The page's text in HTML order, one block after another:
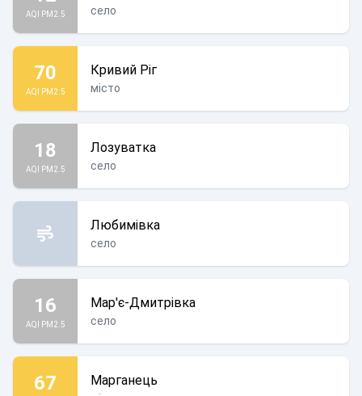
AQI PM2.5 село
70
AQI PM2.5
Кривий Ріг
місто
18
AQI PM2.5
Лозуватка
село
Любимівка
село
16
AQI PM2.5
Мар'є-Дмитрівка
село
67 Марганець